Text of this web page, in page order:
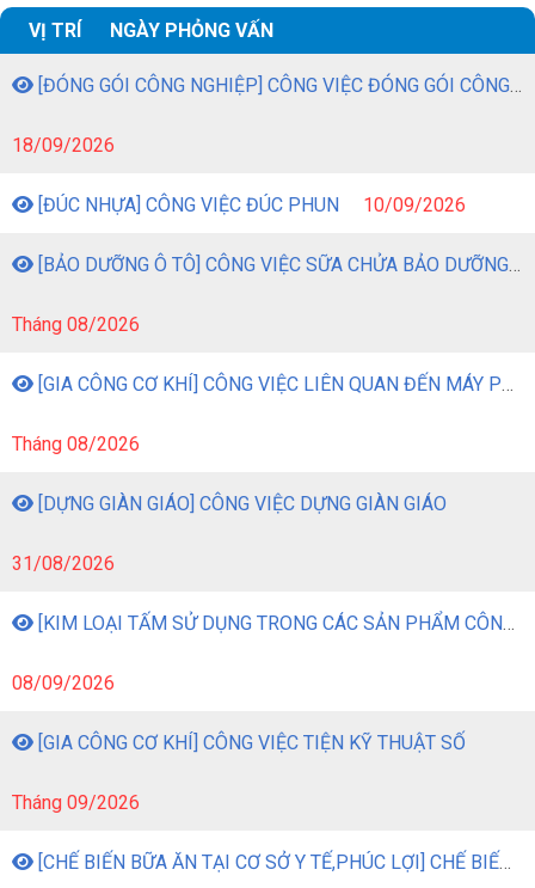
VỊ TRÍ NGÀY PHỎNG VẤN
[ĐÓNG GÓI CÔNG NGHIỆP] CÔNG VIỆC ĐÓNG GÓI CÔNG NGHIỆP
18/09/2026
[ĐÚC NHỰA] CÔNG VIỆC ĐÚC PHUN 10/09/2026
[BẢO DƯỠNG Ô TÔ] CÔNG VIỆC SỮA CHỬA BẢO DƯỠNG Ô TÔ
Tháng 08/2026
[GIA CÔNG CƠ KHÍ] CÔNG VIỆC LIÊN QUAN ĐẾN MÁY PHAY
Tháng 08/2026
[DỰNG GIÀN GIÁO] CÔNG VIỆC DỰNG GIÀN GIÁO
31/08/2026
[KIM LOẠI TẤM SỬ DỤNG TRONG CÁC SẢN PHẨM CÔNG NGHIỆP] CÔNG VIỆC GIA CÔNG KIM LOẠI TẤM BẰNG MÁY MÓC
08/09/2026
[GIA CÔNG CƠ KHÍ] CÔNG VIỆC TIỆN KỸ THUẬT SỐ
Tháng 09/2026
[CHẾ BIẾN BỮA ĂN TẠI CƠ SỞ Y TẾ,PHÚC LỢI] CHẾ BIẾN BỮA ĂN TẠI CƠ SỞ Y TẾ, PHÚC LỢI